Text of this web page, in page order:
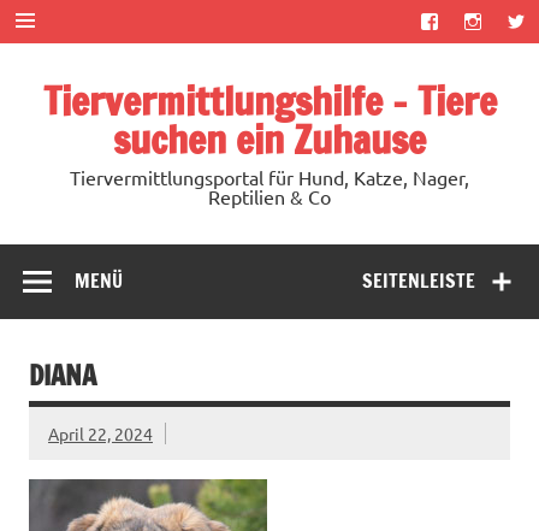
Zum
Inhalt
springen
Tiervermittlungshilfe – Tiere
suchen ein Zuhause
Tiervermittlungsportal für Hund, Katze, Nager,
Reptilien & Co
SEITENLEISTE
MENÜ
DIANA
April 22, 2024